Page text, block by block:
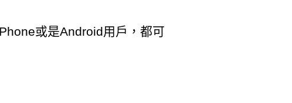
或是Android用戶，都可